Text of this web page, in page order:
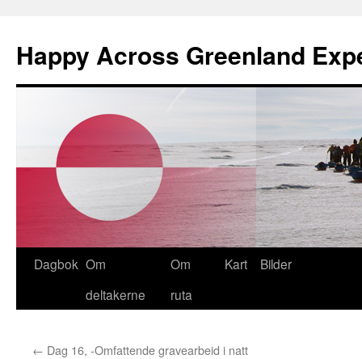
Happy Across Greenland
Hopp
Dagbok Om
deltakerne
Om
ruta
Kart Bilder
← Dag 16, -Omfattende gravearbeid i natt